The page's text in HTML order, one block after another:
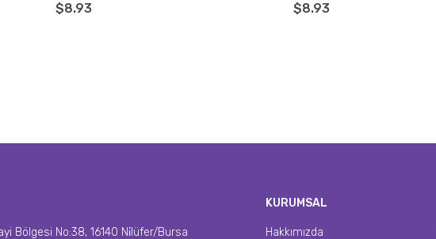
$8.93 $8.93
Bölgesi No:38, 16140 Ni̇lüfer/Bursa
KURUMSAL
Hakkımızda